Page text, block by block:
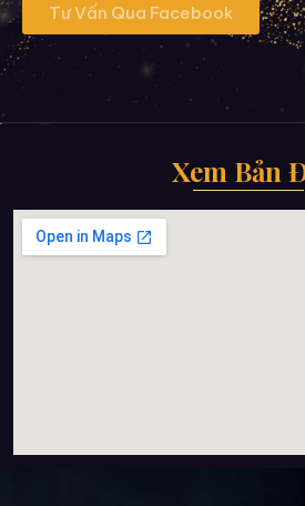
Tư Vấn Qua Facebook
Xem Bản